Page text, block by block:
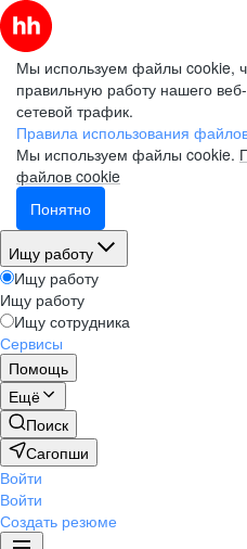
Мы используем файлы cookie,
правильную работу нашего
сетевой трафик.
Правила использования
Мы используем файлы cookie.
файлов cookie
Понятно
Ищу работу
Ищу работу
Ищу работу
Ищу сотрудника
Сервисы
Помощь
Ещё
Поиск
Сагопши
Войти
Войти
Создать резюме